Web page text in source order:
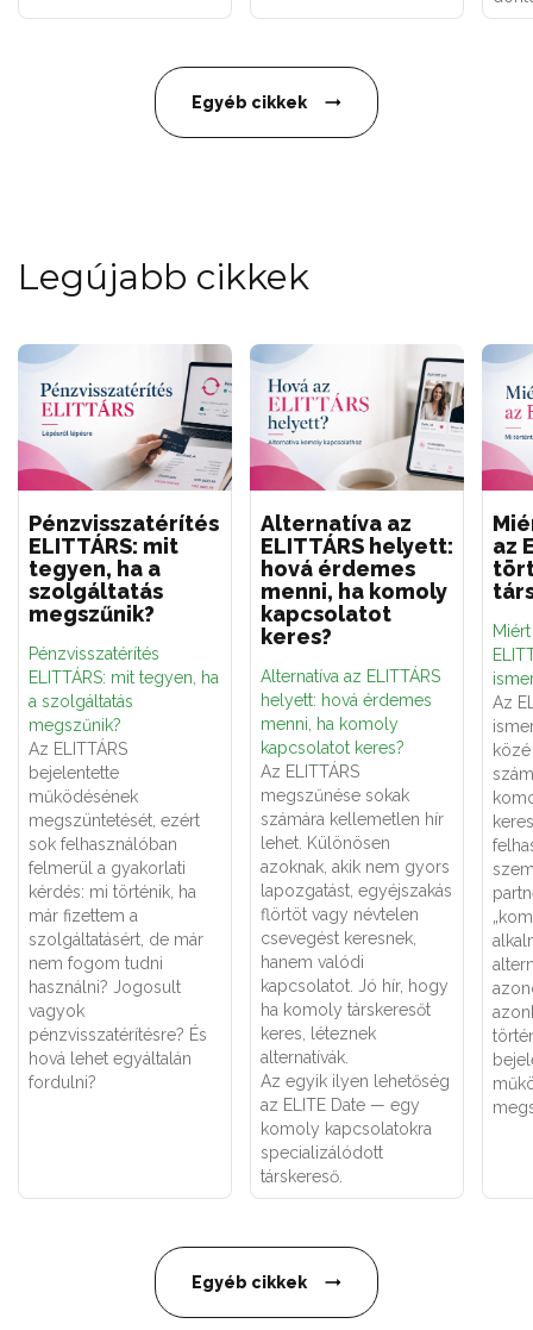
Egyéb cikkek
Legújabb cikkek
Pénzvisszatérítés
ELITTÁRS: mit
tegyen, ha a
szolgáltatás
megszűnik?
Pénzvisszatérítés
ELITTÁRS: mit tegyen, ha
a szolgáltatás
megszűnik?
Az ELITTÁRS
bejelentette
működésének
megszüntetését, ezért
sok felhasználóban
felmerül a gyakorlati
kérdés: mi történik, ha
már fizettem a
szolgáltatásért, de már
nem fogom tudni
használni? Jogosult
vagyok
pénzvisszatérítésre? És
hová lehet egyáltalán
fordulni?
Alternatíva az
ELITTÁRS helyett:
hová érdemes
menni, ha komoly
kapcsolatot
keres?
Alternatíva az ELITTÁRS
helyett: hová érdemes
menni, ha komoly
kapcsolatot keres?
Az ELITTÁRS
megszűnése sokak
számára kellemetlen hír
lehet. Különösen
azoknak, akik nem gyors
lapozgatást, egyéjszakás
flörtöt vagy névtelen
csevegést keresnek,
hanem valódi
kapcsolatot. Jó hír, hogy
ha komoly társkeresőt
keres, léteznek
alternatívák.
Az egyik ilyen lehetőség
az ELITE Date — egy
komoly kapcsolatokra
specializálódott
társkereső.
az
Az
Egyéb cikkek